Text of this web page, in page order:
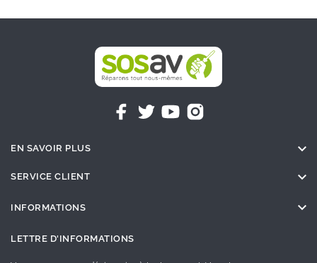
EN SAVOIR PLUS 
SERVICE CLIENT 
INFORMATIONS 
LETTRE D'INFORMATIONS